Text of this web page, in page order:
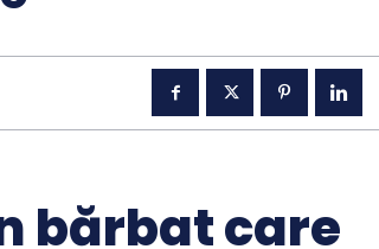
bărbat care